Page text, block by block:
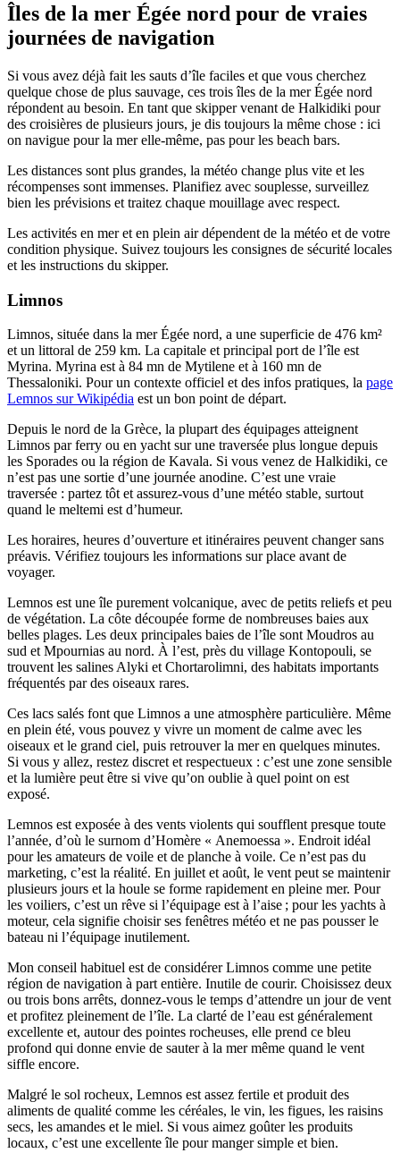
Îles de la mer Égée nord pour de vraies
journées de navigation
Si vous avez déjà fait les sauts d’île faciles et que vous cherchez
quelque chose de plus sauvage, ces trois îles de la mer Égée nord
répondent au besoin. En tant que skipper venant de Halkidiki pour
des croisières de plusieurs jours, je dis toujours la même chose : ici
on navigue pour la mer elle‑même, pas pour les beach bars.
Les distances sont plus grandes, la météo change plus vite et les
récompenses sont immenses. Planifiez avec souplesse, surveillez
bien les prévisions et traitez chaque mouillage avec respect.
Les activités en mer et en plein air dépendent de la météo et de votre
condition physique. Suivez toujours les consignes de sécurité locales
et les instructions du skipper.
Limnos
Limnos, située dans la mer Égée nord, a une superficie de 476 km²
et un littoral de 259 km. La capitale et principal port de l’île est
Myrina. Myrina est à 84 mn de Mytilene et à 160 mn de
Thessaloniki. Pour un contexte officiel et des infos pratiques, la page
Lemnos sur Wikipédia est un bon point de départ.
Depuis le nord de la Grèce, la plupart des équipages atteignent
Limnos par ferry ou en yacht sur une traversée plus longue depuis
les Sporades ou la région de Kavala. Si vous venez de Halkidiki, ce
n’est pas une sortie d’une journée anodine. C’est une vraie
traversée : partez tôt et assurez‑vous d’une météo stable, surtout
quand le meltemi est d’humeur.
Les horaires, heures d’ouverture et itinéraires peuvent changer sans
préavis. Vérifiez toujours les informations sur place avant de
voyager.
Lemnos est une île purement volcanique, avec de petits reliefs et peu
de végétation. La côte découpée forme de nombreuses baies aux
belles plages. Les deux principales baies de l’île sont Moudros au
sud et Mpournias au nord. À l’est, près du village Kontopouli, se
trouvent les salines Alyki et Chortarolimni, des habitats importants
fréquentés par des oiseaux rares.
Ces lacs salés font que Limnos a une atmosphère particulière. Même
en plein été, vous pouvez y vivre un moment de calme avec les
oiseaux et le grand ciel, puis retrouver la mer en quelques minutes.
Si vous y allez, restez discret et respectueux : c’est une zone sensible
et la lumière peut être si vive qu’on oublie à quel point on est
exposé.
Lemnos est exposée à des vents violents qui soufflent presque toute
l’année, d’où le surnom d’Homère « Anemoessa ». Endroit idéal
pour les amateurs de voile et de planche à voile. Ce n’est pas du
marketing, c’est la réalité. En juillet et août, le vent peut se maintenir
plusieurs jours et la houle se forme rapidement en pleine mer. Pour
les voiliers, c’est un rêve si l’équipage est à l’aise ; pour les yachts à
moteur, cela signifie choisir ses fenêtres météo et ne pas pousser le
bateau ni l’équipage inutilement.
Mon conseil habituel est de considérer Limnos comme une petite
région de navigation à part entière. Inutile de courir. Choisissez deux
ou trois bons arrêts, donnez‑vous le temps d’attendre un jour de vent
et profitez pleinement de l’île. La clarté de l’eau est généralement
excellente et, autour des pointes rocheuses, elle prend ce bleu
profond qui donne envie de sauter à la mer même quand le vent
siffle encore.
Malgré le sol rocheux, Lemnos est assez fertile et produit des
aliments de qualité comme les céréales, le vin, les figues, les raisins
secs, les amandes et le miel. Si vous aimez goûter les produits
locaux, c’est une excellente île pour manger simple et bien.